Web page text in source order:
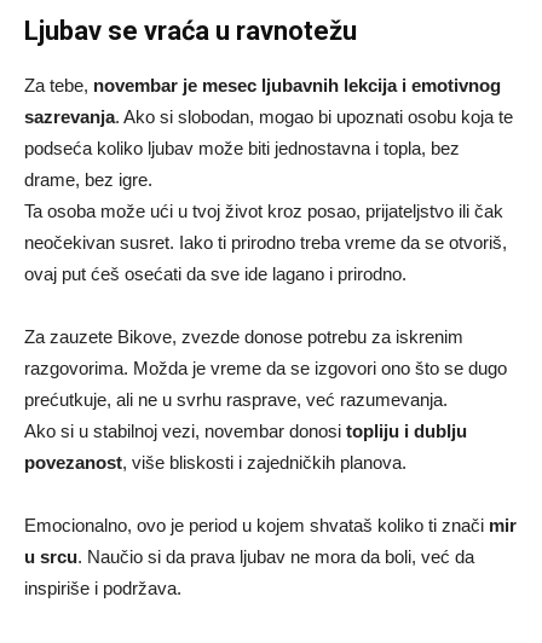
Ljubav se vraća u ravnotežu
Za tebe, novembar je mesec ljubavnih lekcija i emotivnog
sazrevanja. Ako si slobodan, mogao bi upoznati osobu koja te
podseća koliko ljubav može biti jednostavna i topla, bez
drame, bez igre.
Ta osoba može ući u tvoj život kroz posao, prijateljstvo ili čak
neočekivan susret. Iako ti prirodno treba vreme da se otvoriš,
ovaj put ćeš osećati da sve ide lagano i prirodno.
Za zauzete Bikove, zvezde donose potrebu za iskrenim
razgovorima. Možda je vreme da se izgovori ono što se dugo
prećutkuje, ali ne u svrhu rasprave, već razumevanja.
Ako si u stabilnoj vezi, novembar donosi topliju i dublju
povezanost, više bliskosti i zajedničkih planova.
Emocionalno, ovo je period u kojem shvataš koliko ti znači mir
u srcu. Naučio si da prava ljubav ne mora da boli, već da
inspiriše i podržava.